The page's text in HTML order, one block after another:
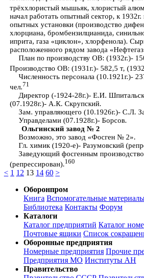
трёххлористый мышьяк, хлористый
начал работать опытный сектор, к
опытных установки (производство
хлорциана, бромбензилцианида,
иприта, газа «циклон», хлорфенола).
расположенного рядом завода
План по производству ОВ: (1932г.)-
Производство ОВ: (1931г.)- 582,5 т,
Численность персонала (10.1921г.)-
чел.71
Директор (-1924-28г.)- Е.И.
(07.1928г.)- А.К. Скрупский.
Зам. управляющего (10.1926г.)- С.Л.
Управделами (07.1928г.)- Борсов.
Ольгинский завод № 2
Возможно, это завод «Фосген № 2».
Гл. химик (1920-е)- Разумовский
Заведующий фосгенным
(репрессирован).160
< 1 12 13 14 60 >
Оборонпром
Книга Вспомогательные
Библиотека Контакты Форум
Каталоги
Каталог предприятий Каталог
Почтовые ящики Список
Оборонные предприятия
Номерные предприятия Прочие
Предприятия МО Институты АН
Правительство